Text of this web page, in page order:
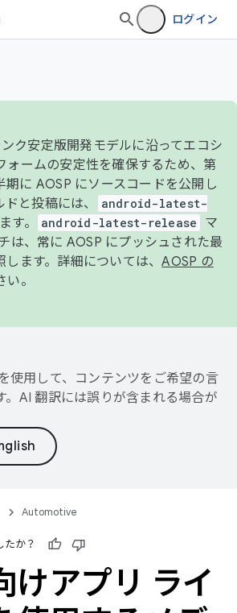
ログイン
ク安定版開発モデルに沿ってエコシ
ォームの安定性を確保するため、第
期に AOSP にソースコードを公開し
と投稿には、
android-latest-
す。 android-latest-release
マ
は、常に AOSP にプッシュされた最
します。詳細については、AOSP の
。
使用して、コンテンツをご希望の言
。AI 翻訳には誤りが含まれる場合が
Automotive
たか？
けアプリ ライ